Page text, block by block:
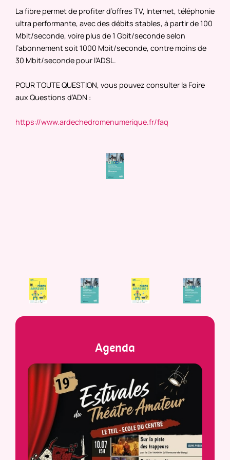
La fibre permet de profiter d’offres TV, Internet, téléphonie
ultra performante, avec des débits stables, à partir de 100
Mbit/seconde, voire plus de 1 Gbit/seconde selon
l’abonnement soit 1000 Mbit/seconde, contre moins de
30 Mbit/seconde pour l’ADSL.
POUR TOUTE QUESTION, vous pouvez consulter la Foire
aux Questions d’ADN :
https://www.ardechedromenumerique.fr/faq
Agenda